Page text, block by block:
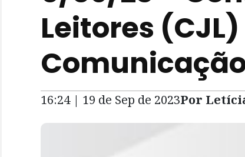
Leitores
Comunicação
16:24 | 19 de Sep de 2023Por